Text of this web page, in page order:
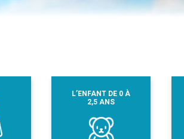
L’ENFANT DE 0 À
2,5 ANS